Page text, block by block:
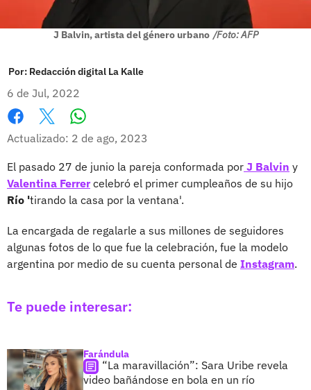
J Balvin, artista del género urbano /Foto: AFP
Por: Redacción digital La Kalle
6 de Jul, 2022
Facebook
X
Actualizado: 2 de ago, 2023
El pasado 27 de junio la pareja conformada por J Balvin y
Valentina Ferrer celebró el primer cumpleaños de su hijo
Río 'tirando la casa por la ventana'.
La encargada de regalarle a sus millones de seguidores
algunas fotos de lo que fue la celebración, fue la modelo
argentina por medio de su cuenta personal de Instagram.
Te puede interesar:
Farándula
“La maravillación”: Sara Uribe revela
video bañándose en bola en un río